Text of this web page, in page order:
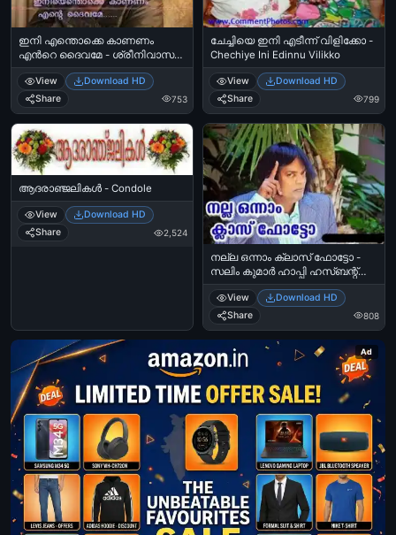
ഇനി എന്തൊക്കെ കാണണം
എന്‍റെ ദൈവമേ - ശ്രീനിവാസന്‍
- Ini Enthokke Kaananam Ente
Daivame - Sreenivasam
View
Download HD
Share
753
ചേച്ചിയെ ഇനി എടീന്ന് വിളിക്കോ -
Chechiye Ini Edinnu Vilikko
View
Download HD
Share
799
ആദരാഞ്ജലികള്‍ - Condole
View
Download HD
Share
2,524
നല്ല ഒന്നാം ക്ലാസ് ഫോട്ടോ -
സലിം കുമാര്‍ ഹാപ്പി ഹസ്ബന്റ്സ്
- Nalla Onnaam Class Photo -
Salim Kumar‍ in Happy Husbands
View
Download HD
Share
808
Ad